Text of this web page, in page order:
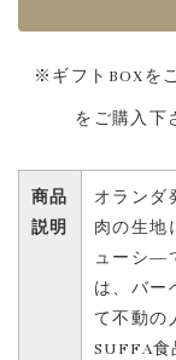
※ギフトBOXを
をご購入
商品
説明
オランダ
肉の生地
ューシ―
は、バー
て不動の
SUFFA食